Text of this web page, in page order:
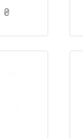
₴